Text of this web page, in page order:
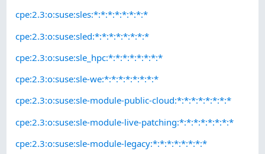
cpe:2.3:o:suse:sles:*:*:*:*:*:*:*:*
cpe:2.3:o:suse:sled:*:*:*:*:*:*:*:*
cpe:2.3:o:suse:sle_hpc:*:*:*:*:*:*:*:*
cpe:2.3:o:suse:sle-we:*:*:*:*:*:*:*:*
cpe:2.3:o:suse:sle-module-public-cloud:*:*:*:*:*:*:*:*
cpe:2.3:o:suse:sle-module-live-patching:*:*:*:*:*:*:*:*
cpe:2.3:o:suse:sle-module-legacy:*:*:*:*:*:*:*:*